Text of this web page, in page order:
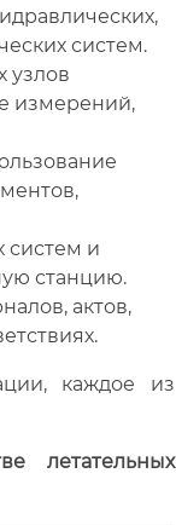
систем.
узлов
измерений,
систем и
станцию.
актов,
каждое из
летательных